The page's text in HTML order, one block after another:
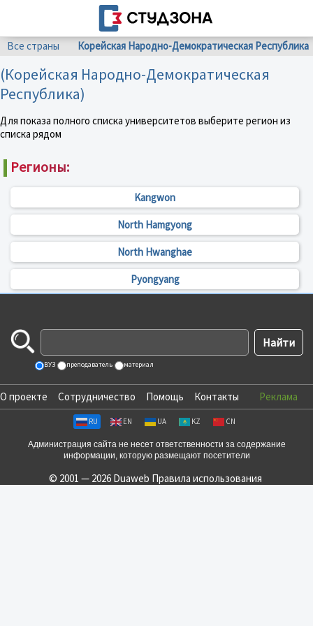
Все страны Корейская Народно-Демократическая Республика
(Корейская Народно-Демократическая
Республика)
Для показа полного списка университетов выберите регион из
списка рядом
Регионы:
Kangwon
North Hamgyong
North Hwanghae
Pyongyang
ВУЗ преподаватель материал
О проекте Сотрудничество Помощь Контакты Реклама
RU EN UA KZ CN
Администрация сайта не несет ответственности за содержание
информации, которую размещают посетители
© 2001 — 2026 Duaweb Правила использования